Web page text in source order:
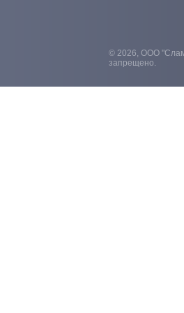
© 2026, ООО
запрещено.